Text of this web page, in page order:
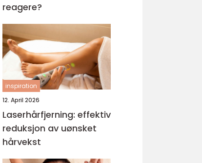
reagere?
inspiration
12. April 2026
Laserhårfjerning: effektiv
reduksjon av uønsket
hårvekst